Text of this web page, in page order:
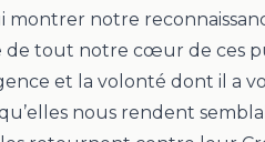
notre
de tout notre cœur de ces
et la volonté dont il a
nous rendent